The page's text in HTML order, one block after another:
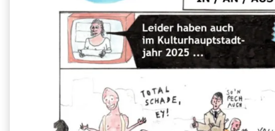
Bilanz
und
Ausblick,